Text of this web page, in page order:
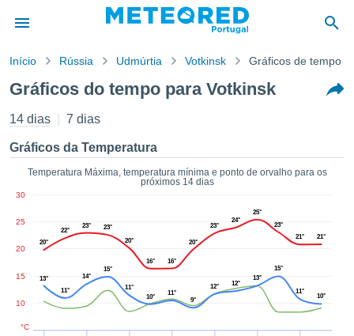
da
foi
por
para
que as
a este
opções:
e
digital
Início Rússia Udmúrtia Votkinsk Gráficos de tempo
Gráficos do tempo para Votkinsk
14 dias 7 dias
Gráficos da Temperatura
Temperatura Máxima, temperatura mínima e ponto de orvalho para os
próximos 14 dias
10
15
20
25
30
°C
20°
22°
23°
23°
20°
16° 16°
20°
23°
24°
25°
23°
21°
21°
13°
11°
14°
15°
11°
10°
11°
9°
12° 12°
13°
15°
11°
10°